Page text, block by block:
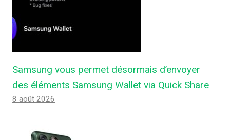
Samsung vous permet désormais d’envoyer
des éléments Samsung Wallet via Quick Share
8 août 2026